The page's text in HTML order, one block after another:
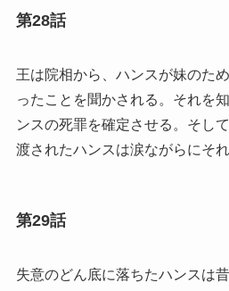
第28話
王は院相から、ハンスが妹のた
ったことを聞かされる。それを
ンスの死罪を確定させる。そし
渡されたハンスは涙ながらにそ
第29話
失意のどん底に落ちたハンスは